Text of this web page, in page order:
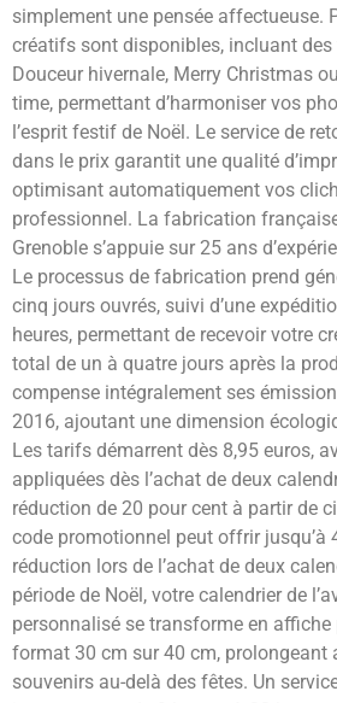
simplement une pensée affectueuse.
créatifs sont disponibles, incluant
Douceur hivernale, Merry Christmas
time, permettant d’harmoniser vos
l’esprit festif de Noël. Le service de
dans le prix garantit une qualité
optimisant automatiquement vos
professionnel. La fabrication
Grenoble s’appuie sur 25 ans
Le processus de fabrication prend
cinq jours ouvrés, suivi d’une
heures, permettant de recevoir votre
total de un à quatre jours après la
compense intégralement ses
2016, ajoutant une dimension
Les tarifs démarrent dès 8,95 euros,
appliquées dès l’achat de deux
réduction de 20 pour cent à partir de
code promotionnel peut offrir jusqu’à
réduction lors de l’achat de deux
période de Noël, votre calendrier de
personnalisé se transforme en
format 30 cm sur 40 cm, prolongeant
souvenirs au-delà des fêtes. Un